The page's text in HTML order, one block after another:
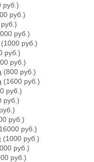
руб.)
руб.)
руб.)
(1000 руб.)
руб.)
руб.)
(800 руб.)
(1600 руб.)
руб.)
руб.)
руб.)
руб.)
(1000 руб.)
руб.)
руб.)